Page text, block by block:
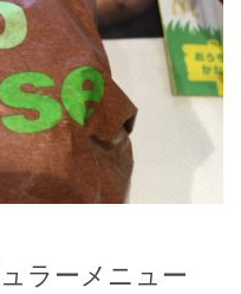
ラーメニュー